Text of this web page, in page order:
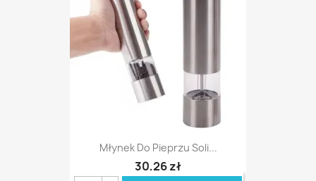
Młynek Do Pieprzu Soli...
30,26 zł